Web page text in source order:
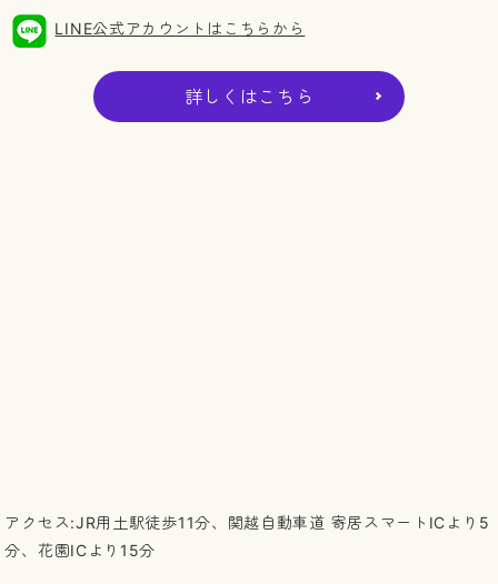
LINE公式アカウントはこちらから
詳しくはこちら
アクセス:JR用土駅徒歩11分、関越自動車道 寄居スマートICより5
分、花園ICより15分